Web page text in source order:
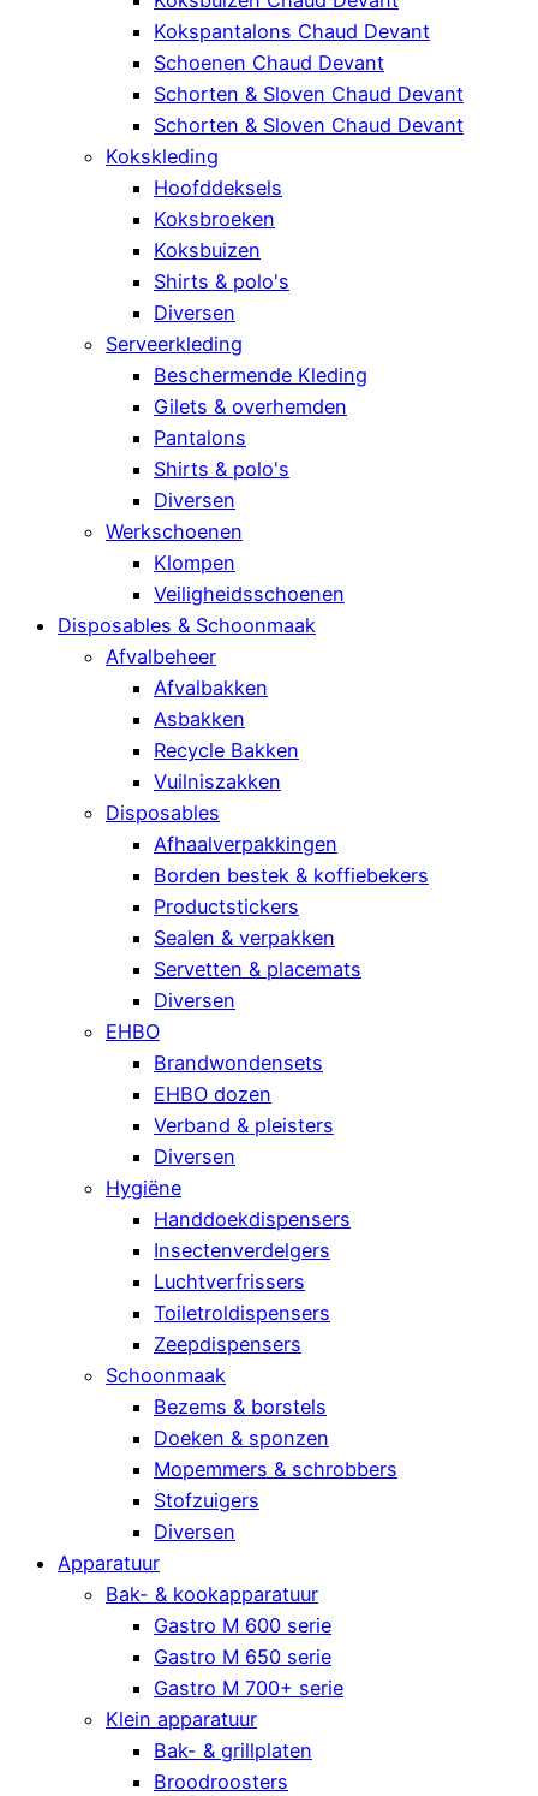
Kokspantalons Chaud Devant
Schoenen Chaud Devant
Schorten & Sloven Chaud Devant
Schorten & Sloven Chaud Devant
Kokskleding
Hoofddeksels
Koksbroeken
Koksbuizen
Shirts & polo's
Diversen
Serveerkleding
Beschermende Kleding
Gilets & overhemden
Pantalons
Shirts & polo's
Diversen
Werkschoenen
Klompen
Veiligheidsschoenen
Disposables & Schoonmaak
Afvalbeheer
Afvalbakken
Asbakken
Recycle Bakken
Vuilniszakken
Disposables
Afhaalverpakkingen
Borden bestek & koffiebekers
Productstickers
Sealen & verpakken
Servetten & placemats
Diversen
EHBO
Brandwondensets
EHBO dozen
Verband & pleisters
Diversen
Hygiëne
Handdoekdispensers
Insectenverdelgers
Luchtverfrissers
Toiletroldispensers
Zeepdispensers
Schoonmaak
Bezems & borstels
Doeken & sponzen
Mopemmers & schrobbers
Stofzuigers
Diversen
Apparatuur
Bak- & kookapparatuur
Gastro M 600 serie
Gastro M 650 serie
Gastro M 700+ serie
Klein apparatuur
Bak- & grillplaten
Broodroosters